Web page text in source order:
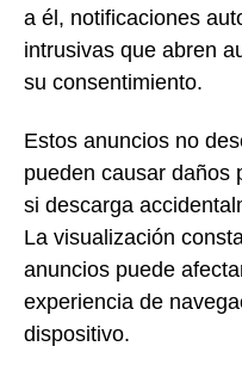
a él, notificaciones
intrusivas que abren
su consentimiento.
Estos anuncios no
pueden causar daños
si descarga
La visualización
anuncios puede
experiencia de
dispositivo.